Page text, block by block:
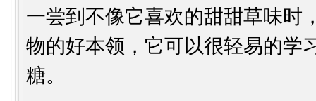
一尝到不像它喜欢的甜甜草味时
物的好本领，它可以很轻易的学
糖。